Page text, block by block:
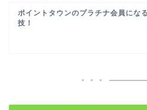
ポイントタウンのプラチナ会員にな
技！